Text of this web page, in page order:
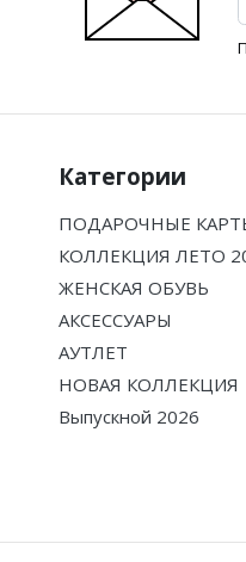
Категории
ПОДАРОЧНЫЕ
КОЛЛЕКЦИЯ ЛЕТО
ЖЕНСКАЯ ОБУВЬ
АКСЕССУАРЫ
АУТЛЕТ
НОВАЯ КОЛЛЕКЦИЯ
Выпускной 2026